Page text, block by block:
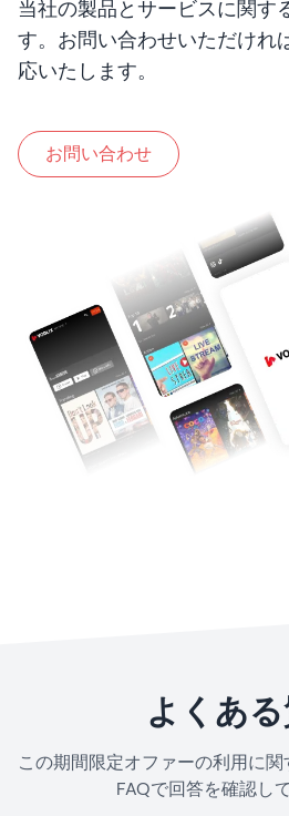
当社の製品とサービスに関す
す。お問い合わせいただけれ
応いたします。
お問い合わせ
よくあ
この期間限定オファーの利用に
FAQで回答を確認し